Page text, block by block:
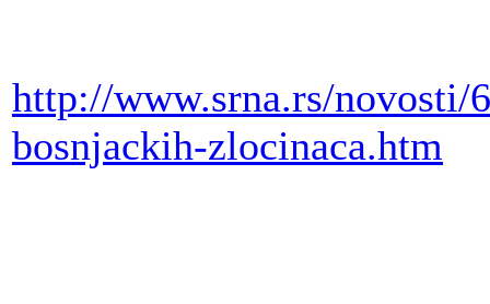
http://www.srna.rs/novosti/
bosnjackih-zlocinaca.htm